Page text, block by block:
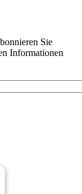
Sie
Informationen